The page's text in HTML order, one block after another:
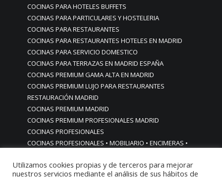
COCINAS PARA HOTELES BUFFETS
COCINAS PARA PARTICULARES Y HOSTELERIA
COCINAS PARA RESTAURANTES
COCINAS PARA RESTAURANTES HOTELES EN MADRID
COCINAS PARA SERVICIO DOMESTICO
COCINAS PARA TERRAZAS EN MADRID ESPAÑA
COCINAS PREMIUM GAMA ALTA EN MADRID
COCINAS PREMIUM LUJO PARA RESTAURANTES
RESTAURACIÓN MADRID
COCINAS PREMIUM MADRID
COCINAS PREMIUM PROFESIONALES MADRID
COCINAS PROFESIONALES
COCINAS PROFESIONALES • MOBILIARIO • ENCIMERAS •
DECORATIVOS ACERO INOXIDABLE
Utilizamos cookies propias y de terceros para mejorar
nuestros servicios mediante el análisis de sus hábitos de